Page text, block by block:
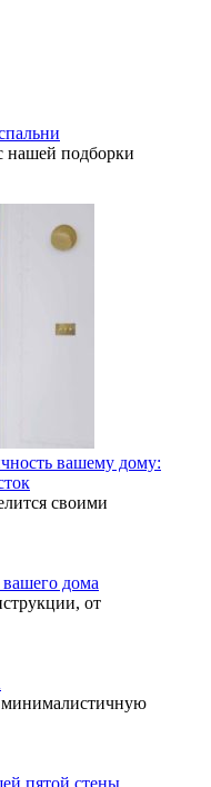
нашей подборки
вашему дому:
своими
дома
от
пятой стены